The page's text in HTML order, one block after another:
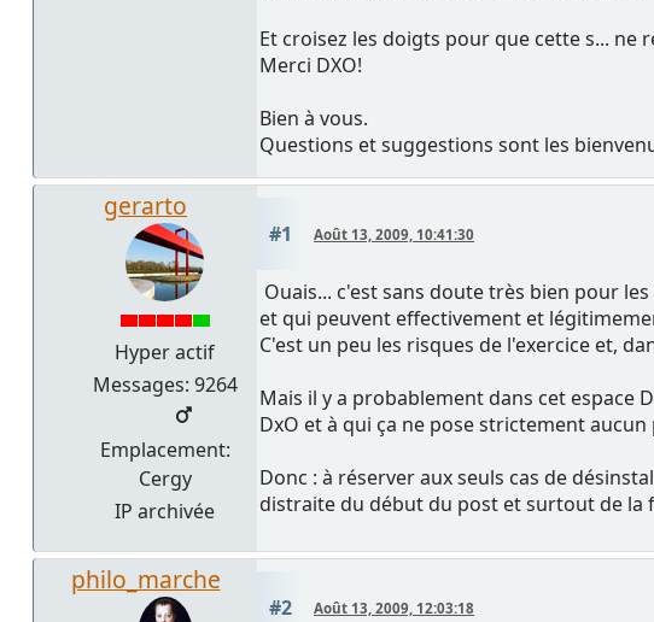
Et croisez les doigts pour que cette s... ne
Merci DXO!
Bien à vous.
Questions et suggestions sont les
gerarto
Hyper actif
Messages: 9264
Emplacement:
Cergy
IP archivée
#1 Août 13, 2009, 10:41:30
Ouais... c'est sans doute très bien pour
et qui peuvent effectivement et
C'est un peu les risques de l'exercice et,
Mais il y a probablement dans cet espace
DxO et à qui ça ne pose strictement
Donc : à réserver aux seuls cas de
distraite du début du post et surtout de la
philo_marche
#2 Août 13, 2009, 12:03:18